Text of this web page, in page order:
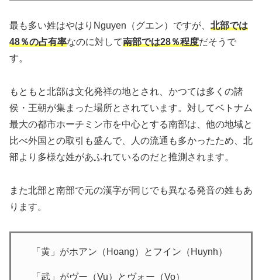
最も多い姓はやはりNguyen（グエン）ですが、 北部では
48％の占有率なのに対して南部では28％程度だそうで
す。
もともと北部は文化発祥の地とされ、かつては多くの諸
侯・王朝が集まった場所とされています。対してベトナム
最大の都市ホーチミン市を中心とする南部は、他の地域と
比べ外国との取引も盛んで、人の流通も多かったため、北
部より多様な姓があふれているのだと推測されます。
また北部と南部で元の漢字が同じでも異なる発音の姓もあ
ります。
「黄」がホアン（Hoang）とフイン（Huynh）
「武」がヴー（Vu）とヴォー（Vo）